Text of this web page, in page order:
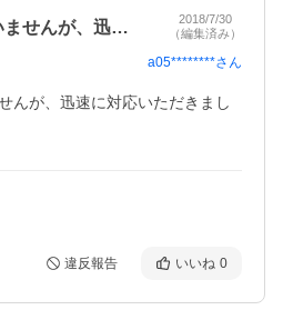
まだ商品を使用していませんが、迅速に対…
2018/7/30
（編集済み）
a05********さん
んが、迅速に対応いただきまし
違反報告 いいね 0